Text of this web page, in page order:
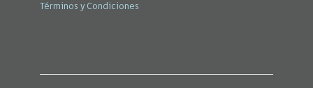
Términos y Condiciones